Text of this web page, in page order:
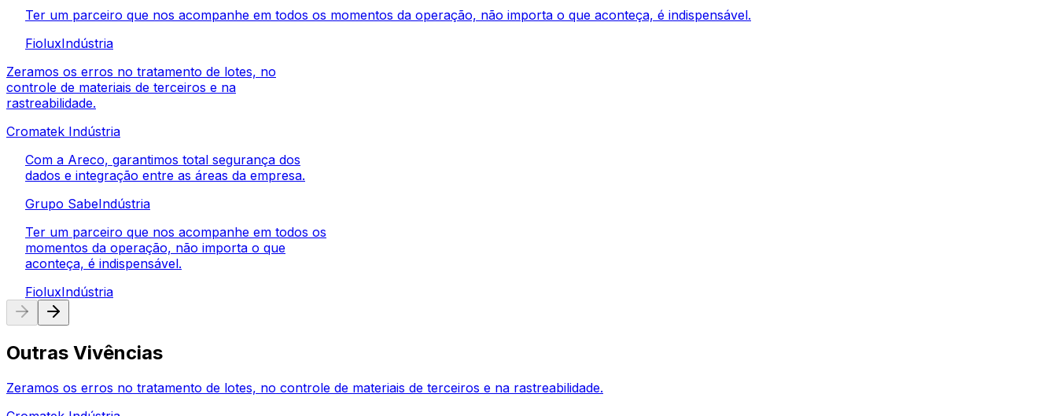
Ter um parceiro que nos acompanhe em todos os momentos da operação, não importa o que aconteça, é indispensável.
FioluxIndústria
Zeramos os erros no tratamento de lotes, no
controle de materiais de terceiros e na
rastreabilidade.
Cromatek Indústria
Com a Areco, garantimos total segurança dos
dados e integração entre as áreas da empresa.
Grupo SabeIndústria
Ter um parceiro que nos acompanhe em todos os
momentos da operação, não importa o que
aconteça, é indispensável.
FioluxIndústria
Outras Vivências
Zeramos os erros no tratamento de lotes, no controle de materiais de terceiros e na rastreabilidade.